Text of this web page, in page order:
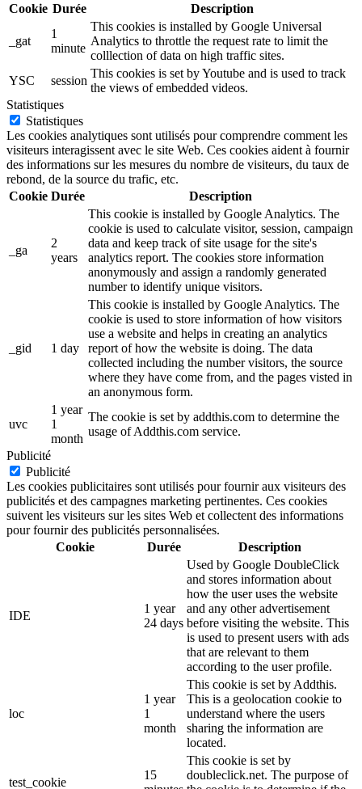
Cookie Durée Description
_gat
1
minute
This cookies is installed by Google Universal
Analytics to throttle the request rate to limit the
colllection of data on high traffic sites.
YSC
session
This cookies is set by Youtube and is used to track
the views of embedded videos.
Statistiques
Statistiques
Les cookies analytiques sont utilisés pour comprendre comment les
visiteurs interagissent avec le site Web. Ces cookies aident à fournir
des informations sur les mesures du nombre de visiteurs, du taux de
rebond, de la source du trafic, etc.
Cookie Durée Description
_ga
2
years
This cookie is installed by Google Analytics. The
cookie is used to calculate visitor, session, campaign
data and keep track of site usage for the site's
analytics report. The cookies store information
anonymously and assign a randomly generated
number to identify unique visitors.
_gid 1 day
This cookie is installed by Google Analytics. The
cookie is used to store information of how visitors
use a website and helps in creating an analytics
report of how the website is doing. The data
collected including the number visitors, the source
where they have come from, and the pages visted in
an anonymous form.
uvc
1 year
1
month
The cookie is set by addthis.com to determine the
usage of Addthis.com service.
Publicité
Publicité
Les cookies publicitaires sont utilisés pour fournir aux visiteurs des
publicités et des campagnes marketing pertinentes. Ces cookies
suivent les visiteurs sur les sites Web et collectent des informations
pour fournir des publicités personnalisées.
Cookie
Durée Description
IDE
1 year
24 days
Used by Google DoubleClick
and stores information about
how the user uses the website
and any other advertisement
before visiting the website. This
is used to present users with ads
that are relevant to them
according to the user profile.
loc
1 year
1
month
This cookie is set by Addthis.
This is a geolocation cookie to
understand where the users
sharing the information are
located.
test_cookie
15
This cookie is set by
doubleclick.net. The purpose of